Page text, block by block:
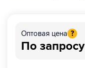
Оптовая цена ?
По запросу